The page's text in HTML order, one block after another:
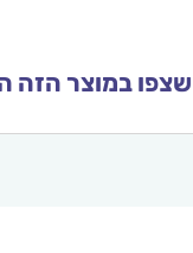
במוצר הזה